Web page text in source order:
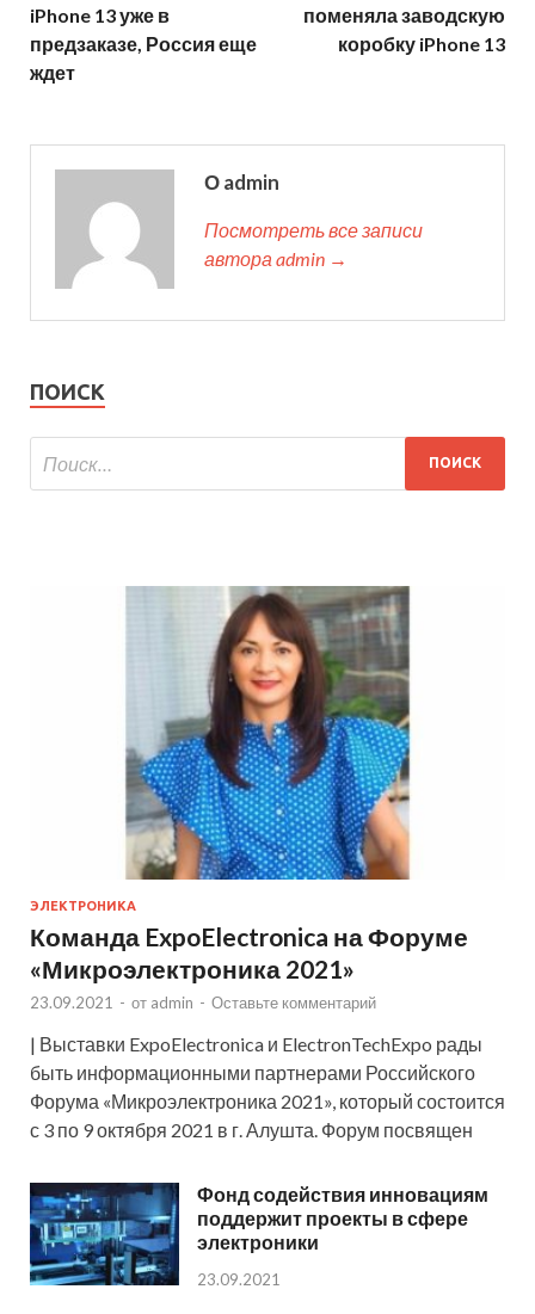
iPhone 13 уже в
предзаказе, Россия еще
ждет
поменяла заводскую
коробку iPhone 13
О admin
Посмотреть все записи
автора admin →
ПОИСК
ЭЛЕКТРОНИКА
Команда ExpoElectronica на Форуме
«Микроэлектроника 2021»
23.09.2021 - от admin - Оставьте комментарий
| Выставки ExpoElectronica и ElectronTechExpo рады
быть информационными партнерами Российского
Форума «Микроэлектроника 2021», который состоится
с 3 по 9 октября 2021 в г. Алушта. Форум посвящен
Фонд содействия инновациям
поддержит проекты в сфере
электроники
23.09.2021